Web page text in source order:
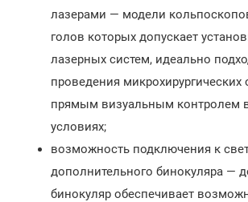
лазерами — модели
голов которых допускает
лазерных систем, идеально
проведения микрохирургических
прямым визуальным контролем
условиях;
возможность подключения к
дополнительного бинокуляра —
бинокуляр обеспечивает